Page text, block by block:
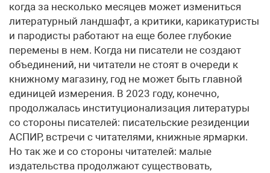
когда за несколько месяцев может измениться
литературный ландшафт, а критики, карикатуристы
и пародисты работают на еще более глубокие
перемены в нем. Когда ни писатели не создают
объединений, ни читатели не стоят в очереди к
книжному магазину, год не может быть главной
единицей измерения. В 2023 году, конечно,
продолжалась институционализация литературы
со стороны писателей: писательские резиденции
АСПИР, встречи с читателями, книжные ярмарки.
Но так же и со стороны читателей: малые
издательства продолжают существовать,